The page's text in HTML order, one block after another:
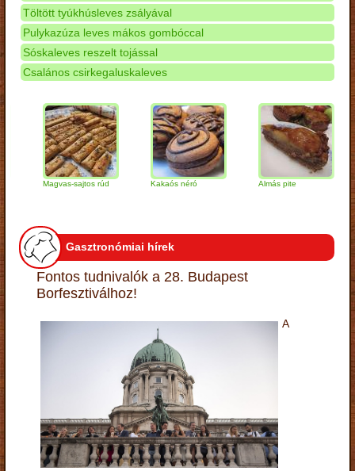
Töltött tyúkhúsleves zsályával
Pulykazúza leves mákos gombóccal
Sóskaleves reszelt tojással
Csalános csirkegaluskaleves
Magvas-sajtos rúd Kakaós néró Almás pite
Gasztronómiai hírek
Fontos tudnivalók a 28. Budapest
Borfesztiválhoz!
A